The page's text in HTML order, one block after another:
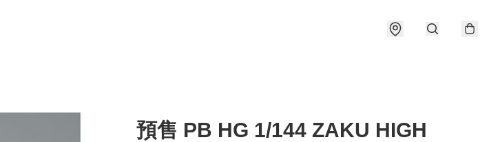
預售 PB HG 1/144 ZAKU HIGH